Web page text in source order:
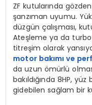
ZF kutularında
şanzıman uyumu.
düzgün çalışması,
Ateşleme ya da
titreşim olarak
motor bakımı ve
da uzun ömürlü
bakıldığında 8HP,
gidebilen sağlam bir